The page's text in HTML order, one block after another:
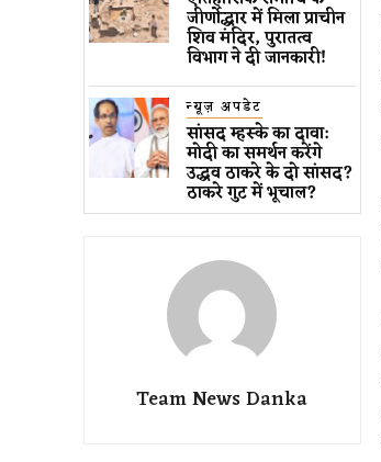
जीर्णोद्धार में मिला प्राचीन
शिव मंदिर, पुरातत्व
विभाग ने दी जानकारी!
न्यूज़ अपडेट
सांसद म्हस्के का दावा:
मोदी का समर्थन करेंगे
उद्धव ठाकरे के दो सांसद?
ठाकरे गुट में भूचाल?
Team News Danka